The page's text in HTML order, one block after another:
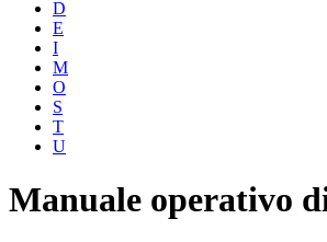
D
E
I
M
O
S
T
U
Manuale operativo